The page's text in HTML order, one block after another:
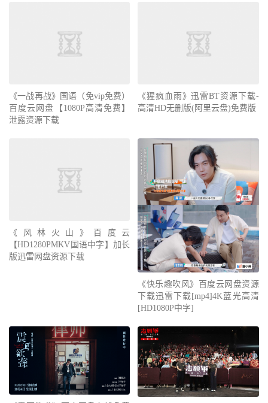
《一战再战》国语（免vip免费）
百度云网盘【1080P高清免费】
泄露资源下载
《猩疯血雨》迅雷BT资源下载-
高清HD无删版(阿里云盘)免费版
《风林火山》百度云
【HD1280PMKV国语中字】加长
版迅雷网盘资源下载
《快乐趣吹风》百度云网盘资源
下载迅雷下载[mp4]4K蓝光高清
[HD1080P中字]